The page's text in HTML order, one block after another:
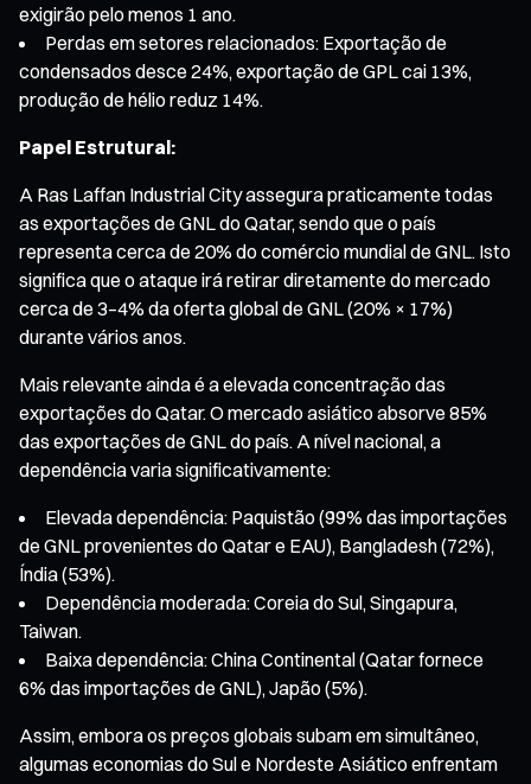
exigirão pelo menos 1 ano.
Perdas em setores relacionados: Exportação de
condensados desce 24%, exportação de GPL cai 13%,
produção de hélio reduz 14%.
Papel Estrutural:
A Ras Laffan Industrial City assegura praticamente todas
as exportações de GNL do Qatar, sendo que o país
representa cerca de 20% do comércio mundial de GNL. Isto
significa que o ataque irá retirar diretamente do mercado
cerca de 3–4% da oferta global de GNL (20% × 17%)
durante vários anos.
Mais relevante ainda é a elevada concentração das
exportações do Qatar. O mercado asiático absorve 85%
das exportações de GNL do país. A nível nacional, a
dependência varia significativamente:
Elevada dependência: Paquistão (99% das importações
de GNL provenientes do Qatar e EAU), Bangladesh (72%),
Índia (53%).
Dependência moderada: Coreia do Sul, Singapura,
Taiwan.
Baixa dependência: China Continental (Qatar fornece
6% das importações de GNL), Japão (5%).
Assim, embora os preços globais subam em simultâneo,
algumas economias do Sul e Nordeste Asiático enfrentam